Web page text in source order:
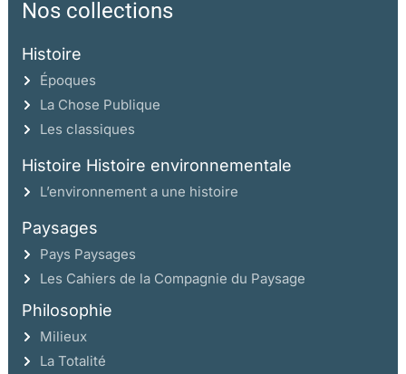
Nos collections
Histoire
Époques
La Chose Publique
Les classiques
Histoire Histoire environnementale
L’environnement a une histoire
Paysages
Pays Paysages
Les Cahiers de la Compagnie du Paysage
Philosophie
Milieux
La Totalité